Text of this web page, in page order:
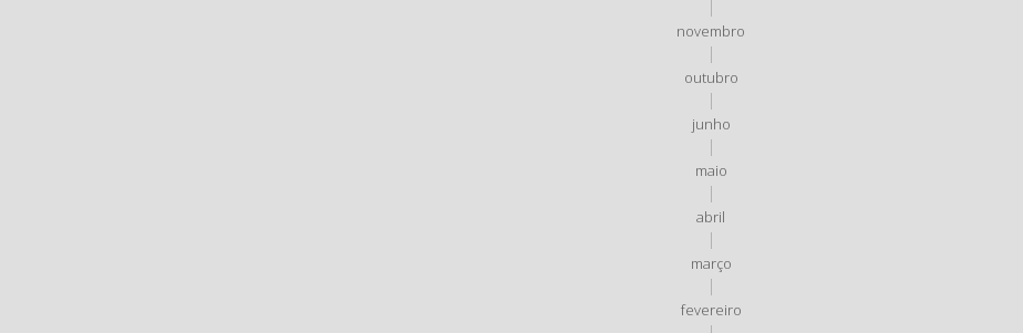
novembro
outubro
junho
maio
abril
março
fevereiro